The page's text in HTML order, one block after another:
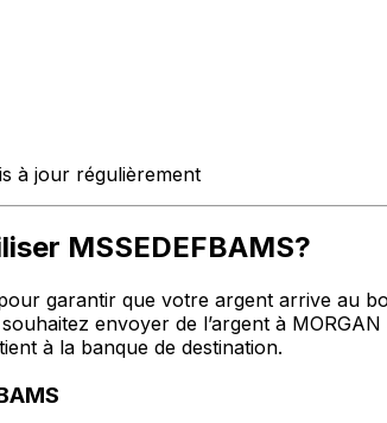
à jour régulièrement
MSSEDEFBAMS?
garantir que votre argent arrive au
envoyer de l’argent à
à la banque de destination.